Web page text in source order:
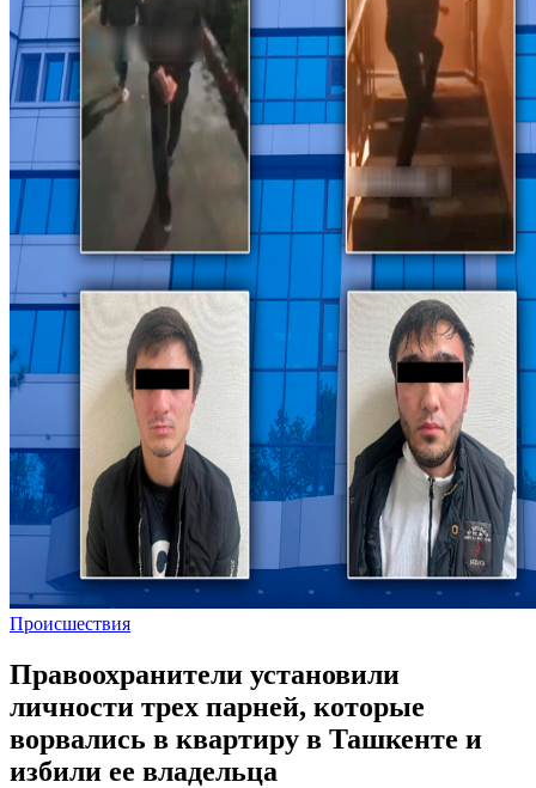
Происшествия
Правоохранители установили
личности трех парней, которые
ворвались в квартиру в Ташкенте и
избили ее владельца